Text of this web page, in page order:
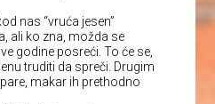
nas “vruća jesen”
ali ko zna, možda se
godine posreći. To će se,
truditi da spreči. Drugim
makar ih prethodno